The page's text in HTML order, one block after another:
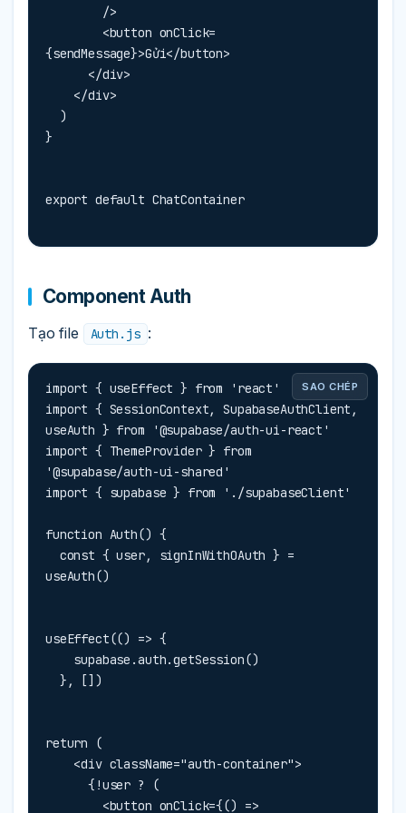
{sendMessage}>Gửi</button>
}
export default ChatContainer
Component Auth
Tạo file Auth.js :
SAO CHÉP
import { useEffect } from 'react'
import { SessionContext, SupabaseAuthClient,
useAuth } from '@supabase/auth-ui-react'
import { ThemeProvider } from
'@supabase/auth-ui-shared'
import { supabase } from './supabaseClient'
function Auth() {
useAuth()
useEffect(() => {
  }, [])
return (
      {!user ? (